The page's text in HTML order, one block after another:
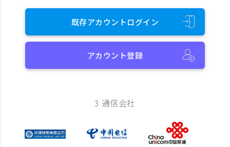
既存アカウントログイン
アカウント登録
3 通信会社